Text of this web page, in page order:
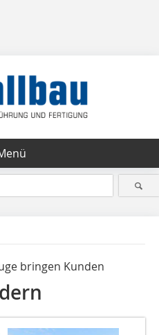
bringen Kunden